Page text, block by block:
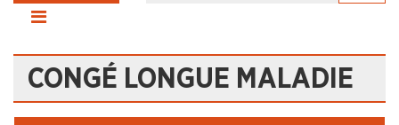
CONGÉ LONGUE MALADIE